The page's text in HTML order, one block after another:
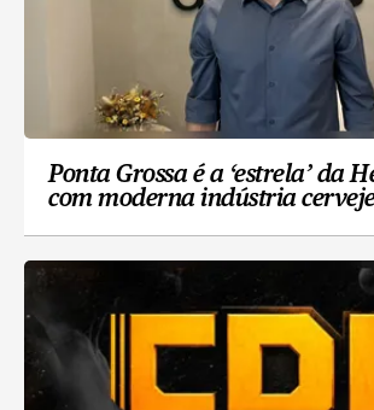
Ponta Grossa é a ‘estrela’ da
com moderna indústria